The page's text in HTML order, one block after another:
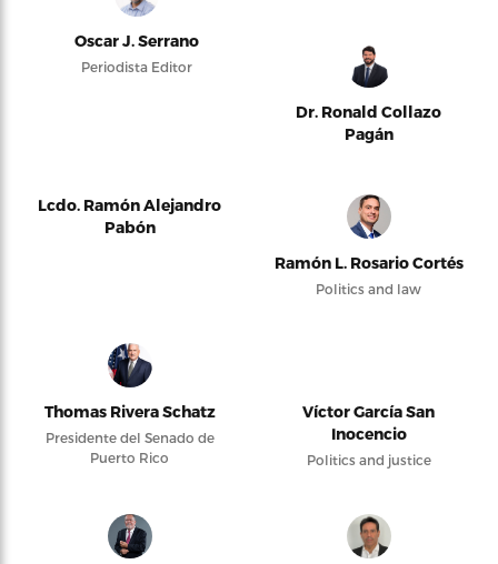
Oscar J. Serrano
Periodista Editor
Dr. Ronald Collazo
Pagán
Lcdo. Ramón Alejandro
Pabón
Ramón L. Rosario Cortés
Politics and law
Thomas Rivera Schatz
Presidente del Senado de
Puerto Rico
Víctor García San
Inocencio
Politics and justice